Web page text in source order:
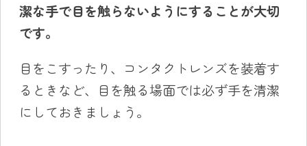
潔な手で目を触らないようにすることが大切
です。
目をこすったり、コンタクトレンズを装着す
るときなど、目を触る場面では必ず手を清潔
にしておきましょう。